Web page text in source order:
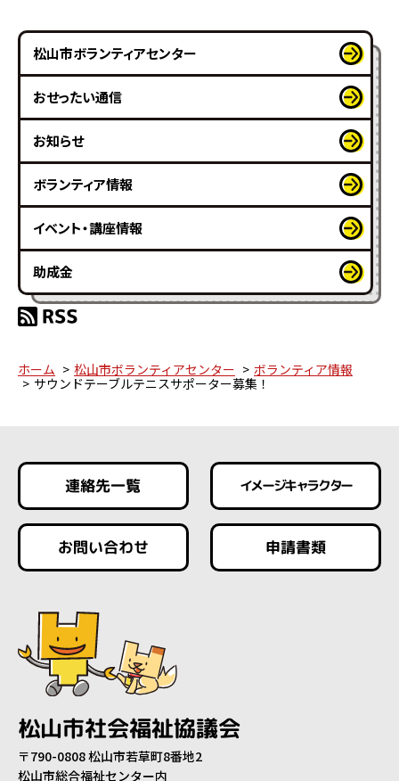
松山市ボランティアセンター
おせったい通信
お知らせ
ボランティア情報
イベント・講座情報
助成金
ホーム 松山市ボランティアセンター
ボランティア情報
サウンドテーブルテニスサポーター募集！
連絡先一覧 イメージキャラクター
お問い合わせ 申請書類
松山市社会福祉協議会
〒790-0808 松山市若草町8番地2
松山市総合福祉センター内